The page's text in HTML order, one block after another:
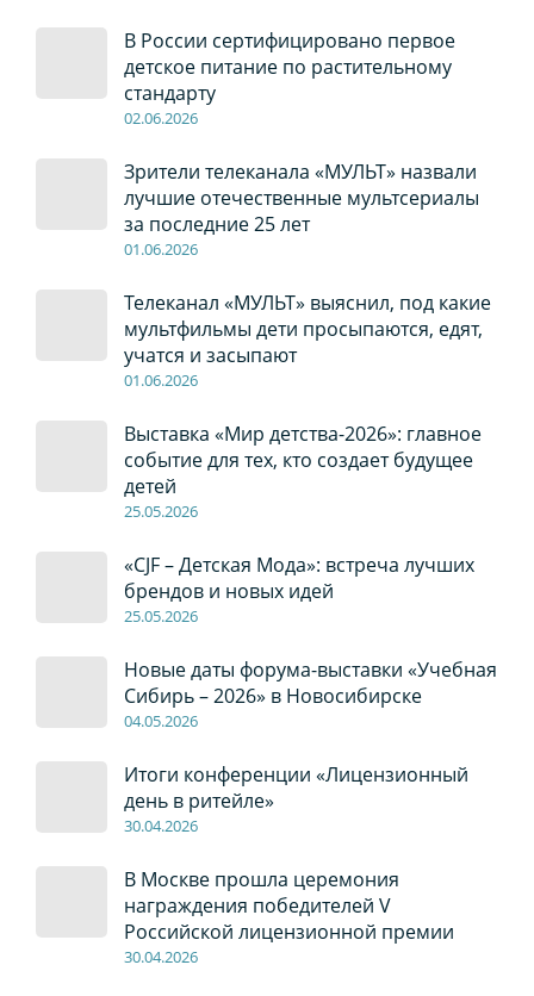
В России сертифицировано первое
детское питание по растительному
стандарту
02.06.2026
Зрители телеканала «МУЛЬТ» назвали
лучшие отечественные мультсериалы
за последние 25 лет
01.06.2026
Телеканал «МУЛЬТ» выяснил, под какие
мультфильмы дети просыпаются, едят,
учатся и засыпают
01.06.2026
Выставка «Мир детства-2026»: главное
событие для тех, кто создает будущее
детей
25.05.2026
«CJF – Детская Мода»: встреча лучших
брендов и новых идей
25.05.2026
Новые даты форума-выставки «Учебная
Сибирь – 2026» в Новосибирске
04.05.2026
Итоги конференции «Лицензионный
день в ритейле»
30.04.2026
В Москве прошла церемония
награждения победителей V
Российской лицензионной премии
30.04.2026